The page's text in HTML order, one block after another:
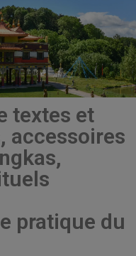
textes et
accessoires
pratique du